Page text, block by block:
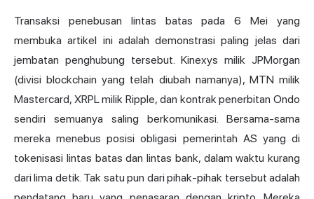
Transaksi penebusan lintas batas pada 6 Mei yang
membuka artikel ini adalah demonstrasi paling jelas dari
jembatan penghubung tersebut. Kinexys milik JPMorgan
(divisi blockchain yang telah diubah namanya), MTN milik
Mastercard, XRPL milik Ripple, dan kontrak penerbitan Ondo
sendiri semuanya saling berkomunikasi. Bersama-sama
mereka menebus posisi obligasi pemerintah AS yang di
tokenisasi lintas batas dan lintas bank, dalam waktu kurang
dari lima detik. Tak satu pun dari pihak-pihak tersebut adalah